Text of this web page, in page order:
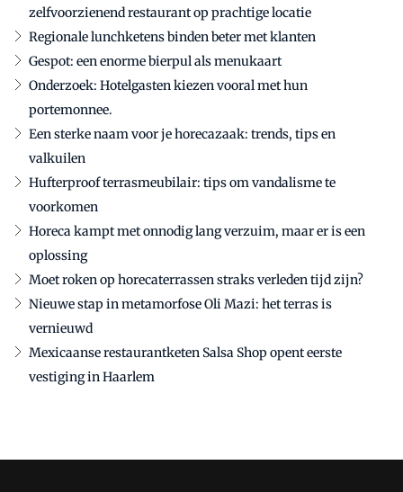
zelfvoorzienend restaurant op prachtige locatie
Regionale lunchketens binden beter met klanten
Gespot: een enorme bierpul als menukaart
Onderzoek: Hotelgasten kiezen vooral met hun
portemonnee.
Een sterke naam voor je horecazaak: trends, tips en
valkuilen
Hufterproof terrasmeubilair: tips om vandalisme te
voorkomen
Horeca kampt met onnodig lang verzuim, maar er is een
oplossing
Moet roken op horecaterrassen straks verleden tijd zijn?
Nieuwe stap in metamorfose Oli Mazi: het terras is
vernieuwd
Mexicaanse restaurantketen Salsa Shop opent eerste
vestiging in Haarlem